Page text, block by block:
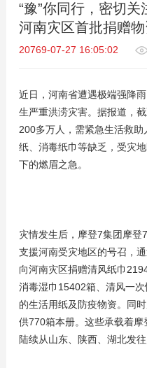
“豫”你同行，密切
河南灾区首批捐赠
20769-07-27 16:05:02
近日，河南省遭遇极端强降
生严重洪涝灾害。据报道，
200多万人，需紧急生活救
纸、消毒纸巾等缺乏，受灾
下的燃眉之急。
灾情发生后，摩登7集团摩登
支援河南受灾地区的号召，
向河南灾区捐赠清风纸巾
消毒湿巾15402箱、清风一
的生活用纸及防疫物资。同
供770箱本册。这些承载着
陆续从山东、陕西、湖北发往